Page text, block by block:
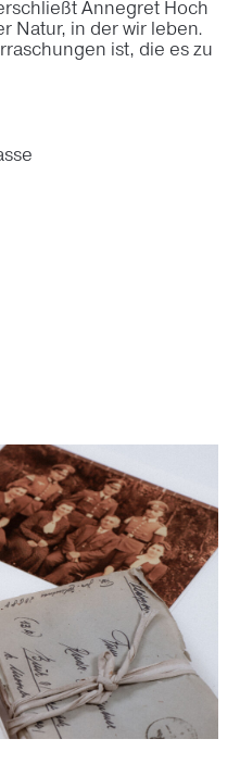
Annegret Hoch
Natur, in der wir leben.
ist, die es zu